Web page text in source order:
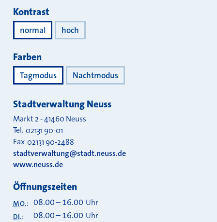
Kontrast
normal hoch
Farben
Tagmodus Nachtmodus
Stadtverwaltung Neuss
Markt 2-41460 Neuss
Tel. 02131 90-01
Fax 02131 90-2488
stadtverwaltung@stadt.neuss.de
www.neuss.de
Öffnungszeiten
MO.: 08.00–16.00 Uhr
DI.: 08.00–16.00 Uhr